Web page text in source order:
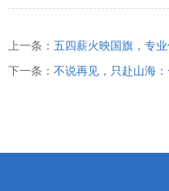
上一条： 五四薪火映国旗，专
下一条： 不说再见，只赴山海